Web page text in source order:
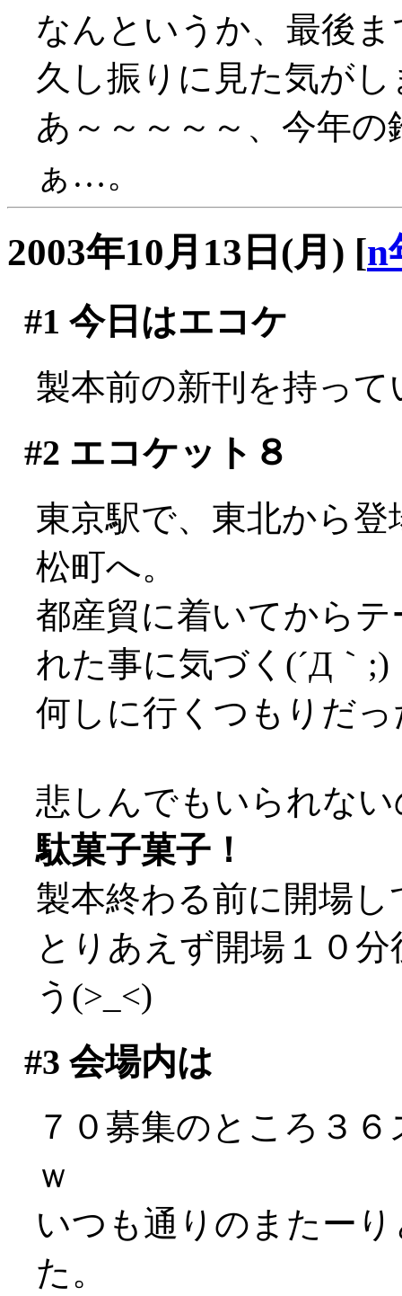
なんというか、最後
久し振りに見た気がし
あ～～～～～、今年
ぁ…。
2003年10月13日(月) [n
#1 今日はエコケ
製本前の新刊を持っ
#2 エコケット８
東京駅で、東北から
松町へ。
都産貿に着いてから
れた事に気づく(´Д｀;)
何しに行くつもりだ
悲しんでもいられな
駄菓子菓子！
製本終わる前に開場
とりあえず開場１０
う(>_<)
#3 会場内は
７０募集のところ３
ｗ
いつも通りのまたー
た。